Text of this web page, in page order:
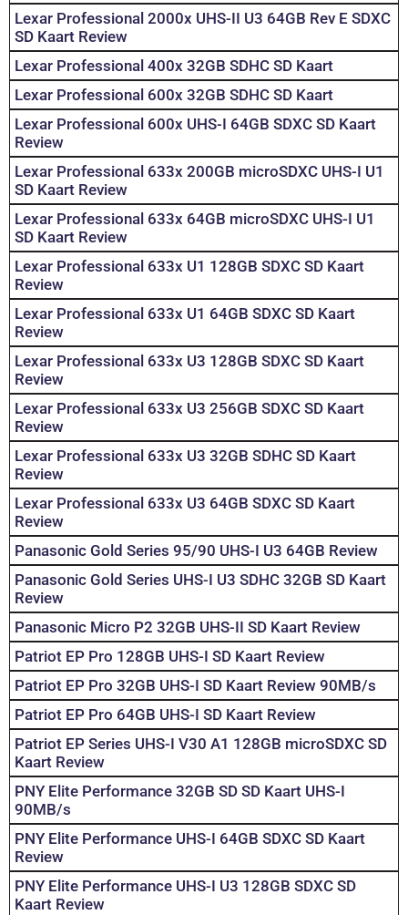
Lexar Professional 2000x UHS-II U3 64GB Rev E SDXC
SD Kaart Review
Lexar Professional 400x 32GB SDHC SD Kaart
Lexar Professional 600x 32GB SDHC SD Kaart
Lexar Professional 600x UHS-I 64GB SDXC SD Kaart
Review
Lexar Professional 633x 200GB microSDXC UHS-I U1
SD Kaart Review
Lexar Professional 633x 64GB microSDXC UHS-I U1
SD Kaart Review
Lexar Professional 633x U1 128GB SDXC SD Kaart
Review
Lexar Professional 633x U1 64GB SDXC SD Kaart
Review
Lexar Professional 633x U3 128GB SDXC SD Kaart
Review
Lexar Professional 633x U3 256GB SDXC SD Kaart
Review
Lexar Professional 633x U3 32GB SDHC SD Kaart
Review
Lexar Professional 633x U3 64GB SDXC SD Kaart
Review
Panasonic Gold Series 95/90 UHS-I U3 64GB Review
Panasonic Gold Series UHS-I U3 SDHC 32GB SD Kaart
Review
Panasonic Micro P2 32GB UHS-II SD Kaart Review
Patriot EP Pro 128GB UHS-I SD Kaart Review
Patriot EP Pro 32GB UHS-I SD Kaart Review 90MB/s
Patriot EP Pro 64GB UHS-I SD Kaart Review
Patriot EP Series UHS-I V30 A1 128GB microSDXC SD
Kaart Review
PNY Elite Performance 32GB SD SD Kaart UHS-I
90MB/s
PNY Elite Performance UHS-I 64GB SDXC SD Kaart
Review
PNY Elite Performance UHS-I U3 128GB SDXC SD
Kaart Review